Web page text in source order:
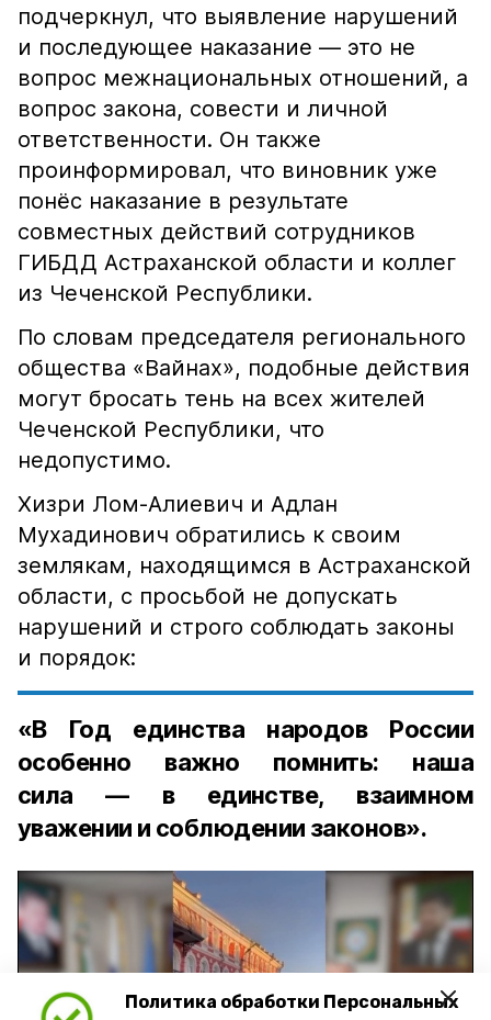
Политика обработки Персональных
подчеркнул, что выявление нарушений
и последующее наказание — это не
вопрос межнациональных отношений, а
вопрос закона, совести и личной
ответственности. Он также
проинформировал, что виновник уже
понёс наказание в результате
совместных действий сотрудников
ГИБДД Астраханской области и коллег
из Чеченской Республики.
По словам председателя регионального
общества «Вайнах», подобные действия
могут бросать тень на всех жителей
Чеченской Республики, что
недопустимо.
Хизри Лом-Алиевич и Адлан
Мухадинович обратились к своим
землякам, находящимся в Астраханской
области, с просьбой не допускать
нарушений и строго соблюдать законы
и порядок:
«В Год единства народов России
особенно важно помнить: наша
сила — в единстве, взаимном
уважении и соблюдении законов».